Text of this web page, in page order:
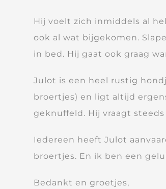
Hij voelt zich inmiddels al
ook al wat bijgekomen.
in bed. Hij gaat ook graag
Julot is een heel rustig
broertjes) en ligt altijd
geknuffeld. Hij vraagt
Iedereen heeft Julot
broertjes. En ik ben een
Bedankt en groetjes,